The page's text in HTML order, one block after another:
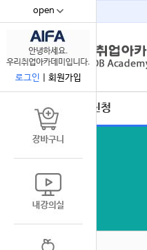
open
로그인 회원가입
수강신청